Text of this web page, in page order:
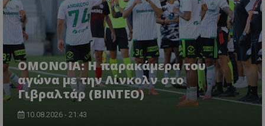
OMONOIA: Η παρακάμερα του
αγώνα με την Λίνκολν στο
Γιβραλτάρ (BINTEO)
10.08.2026 - 21:43